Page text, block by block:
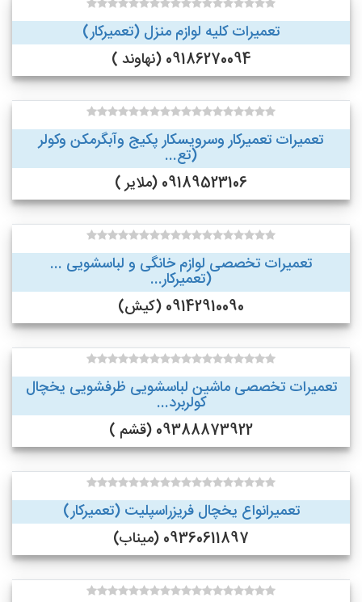
تعمیرات کلیه لوازم منزل (تعمیرکار)
09186270094 (نهاوند )
تعمیرات تعمیرکار وسرویسکار پکیج وآبگرمکن وکولر
(تع...
09189523106 (ملایر )
تعمیرات تخصصی لوازم خانگی و لباسشویی ...
(تعمیرکار...
09142910090 (کیش)
تعمیرات تخصصی ماشین لباسشویی ظرفشویی یخچال
کولربرد...
09388873922 (قشم )
تعمیرانواع یخچال فریزراسپلیت (تعمیرکار)
09360611897 (میناب)